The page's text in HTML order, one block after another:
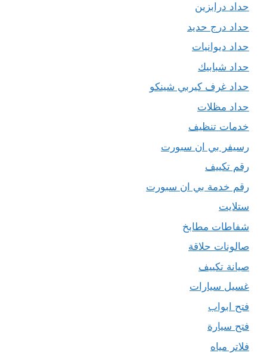
حداد درابزين
حداد درج حديد
حداد ديوانيات
حداد شبابيك
حداد غرف كيربي شينكو
حداد مظلات
خدمات تنظيف
رسيفر بي ان سبورت
رقم تكييف
رقم خدمة بي ان سبورت
ستلايت
شفاطات مطابخ
صالونات حلاقة
صيانة تكييف
غسيل سيارات
فتح ابواب
فتح سيارة
فلاتر مياه